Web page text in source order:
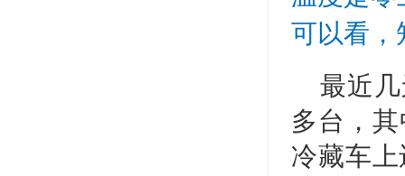
可以看，
最近
多台，
冷藏车